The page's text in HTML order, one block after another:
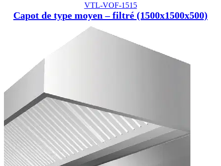
VTL-VOF-1515
Capot de type moyen – filtré (1500x1500x500)